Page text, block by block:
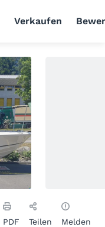
Verkaufen
PDF Teilen Melden